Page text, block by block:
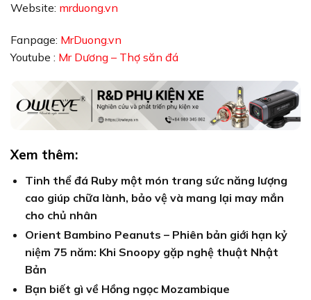
Website: mrduong.vn
Fanpage: MrDuong.vn
Youtube : Mr Dương – Thợ săn đá
Xem thêm:
Tinh thể đá Ruby một món trang sức năng lượng
cao giúp chữa lành, bảo vệ và mang lại may mắn
cho chủ nhân
Orient Bambino Peanuts – Phiên bản giới hạn kỷ
niệm 75 năm: Khi Snoopy gặp nghệ thuật Nhật
Bản
Bạn biết gì về Hồng ngọc Mozambique